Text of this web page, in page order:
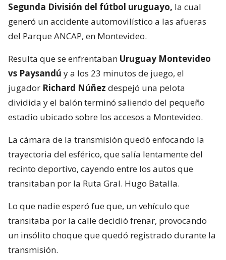
Segunda División del fútbol uruguayo, la cual
generó un accidente automovilístico a las afueras
del Parque ANCAP, en Montevideo.
Resulta que se enfrentaban Uruguay Montevideo
vs Paysandú y a los 23 minutos de juego, el
jugador Richard Núñez despejó una pelota
dividida y el balón terminó saliendo del pequeño
estadio ubicado sobre los accesos a Montevideo.
La cámara de la transmisión quedó enfocando la
trayectoria del esférico, que salía lentamente del
recinto deportivo, cayendo entre los autos que
transitaban por la Ruta Gral. Hugo Batalla.
Lo que nadie esperó fue que, un vehículo que
transitaba por la calle decidió frenar, provocando
un insólito choque que quedó registrado durante la
transmisión.